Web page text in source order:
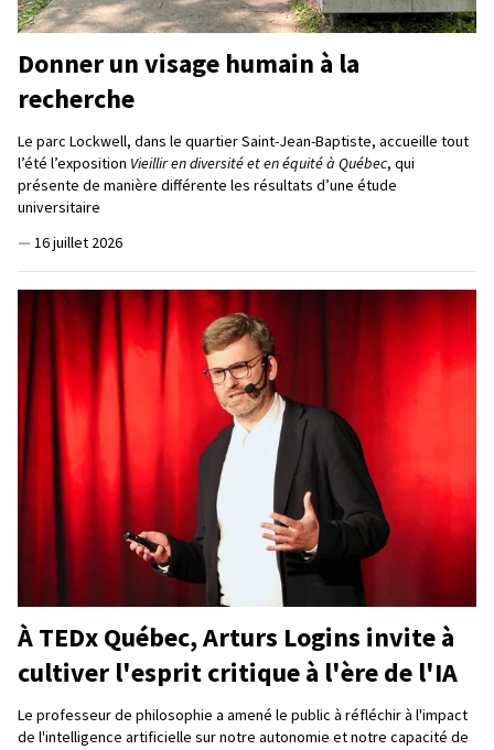
Donner un visage humain à la
recherche
Le parc Lockwell, dans le quartier Saint-Jean-Baptiste, accueille tout
l’été l’exposition Vieillir en diversité et en équité à Québec, qui
présente de manière différente les résultats d’une étude
universitaire
— 16 juillet 2026
À TEDx Québec, Arturs Logins invite à
cultiver l'esprit critique à l'ère de l'IA
Le professeur de philosophie a amené le public à réfléchir à l'impact
de l'intelligence artificielle sur notre autonomie et notre capacité de